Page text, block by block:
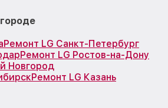
Ремонт LG Санкт-Петербург
Ремонт LG Ростов-на-Дону
Новгород
Ремонт LG Казань